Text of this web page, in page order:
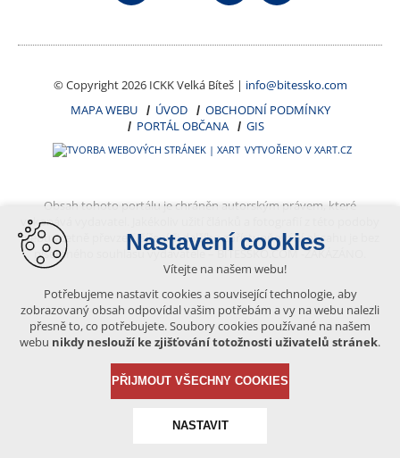
© Copyright 2026 ICKK Velká Bíteš | info@bitessko.com
MAPA WEBU
ÚVOD
OBCHODNÍ PODMÍNKY
PORTÁL OBČANA
GIS
VYTVOŘENO V XART.CZ
Obsah tohoto portálu je chráněn autorským právem, které
vykonává vydavatel. Jakékoliv užití článků a fotografií z této podoby
webu včetně převzetí, šíření či dalšího zpřístupňování obsahu je bez
písemného souhlasu vydavatele – BÍTEŠSKO.COM -ZAKÁZÁNO.
Nastavení cookies
Vítejte na našem webu!
Potřebujeme nastavit cookies a související technologie, aby
zobrazovaný obsah odpovídal vašim potřebám a vy na webu nalezli
přesně to, co potřebujete. Soubory cookies používané na našem
webu nikdy neslouží ke zjišťování totožnosti uživatelů stránek.
PŘIJMOUT VŠECHNY COOKIES
NASTAVIT